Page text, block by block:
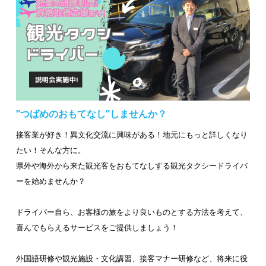
”つばめのおもてなし”しませんか？
接客業が好き！異文化交流に興味がある！地元にもっと詳しくなり
たい！そんな方に。
県外や海外から来た観光客をおもてなしする観光タクシードライバ
ーを始めませんか？
ドライバー自ら、お客様の旅をより良いものとする方法を考えて、
喜んでもらえるサービスをご提供しましょう！
外国語研修や観光施設・文化講習、接客マナー研修など、将来に役